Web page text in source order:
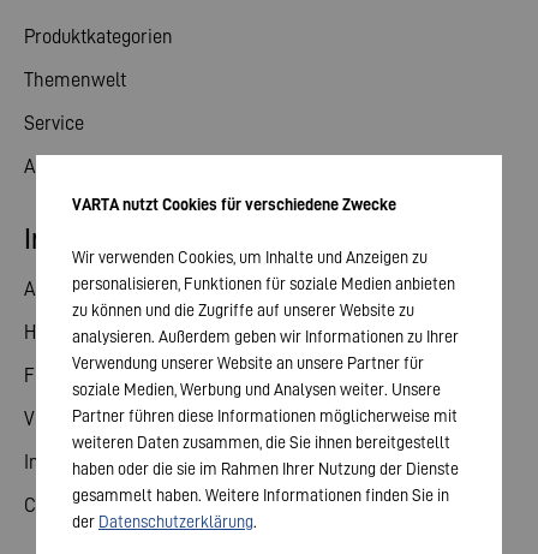
Produktkategorien
Themenwelt
Service
Aktuelles
Investor Relations
Aktie
Hauptversammlung
Finanzkalender
Veröffentlichungen
Investorenkontakt
Corporate Governance
VARTA nutzt Cookies für verschiedene Zwecke
Wir verwenden Cookies, um Inhalte und Anzeigen zu
personalisieren, Funktionen für soziale Medien anbieten
zu können und die Zugriffe auf unserer Website zu
analysieren. Außerdem geben wir Informationen zu Ihrer
Verwendung unserer Website an unsere Partner für
soziale Medien, Werbung und Analysen weiter. Unsere
Partner führen diese Informationen möglicherweise mit
weiteren Daten zusammen, die Sie ihnen bereitgestellt
haben oder die sie im Rahmen Ihrer Nutzung der Dienste
gesammelt haben. Weitere Informationen finden Sie in
der Datenschutzerklärung.